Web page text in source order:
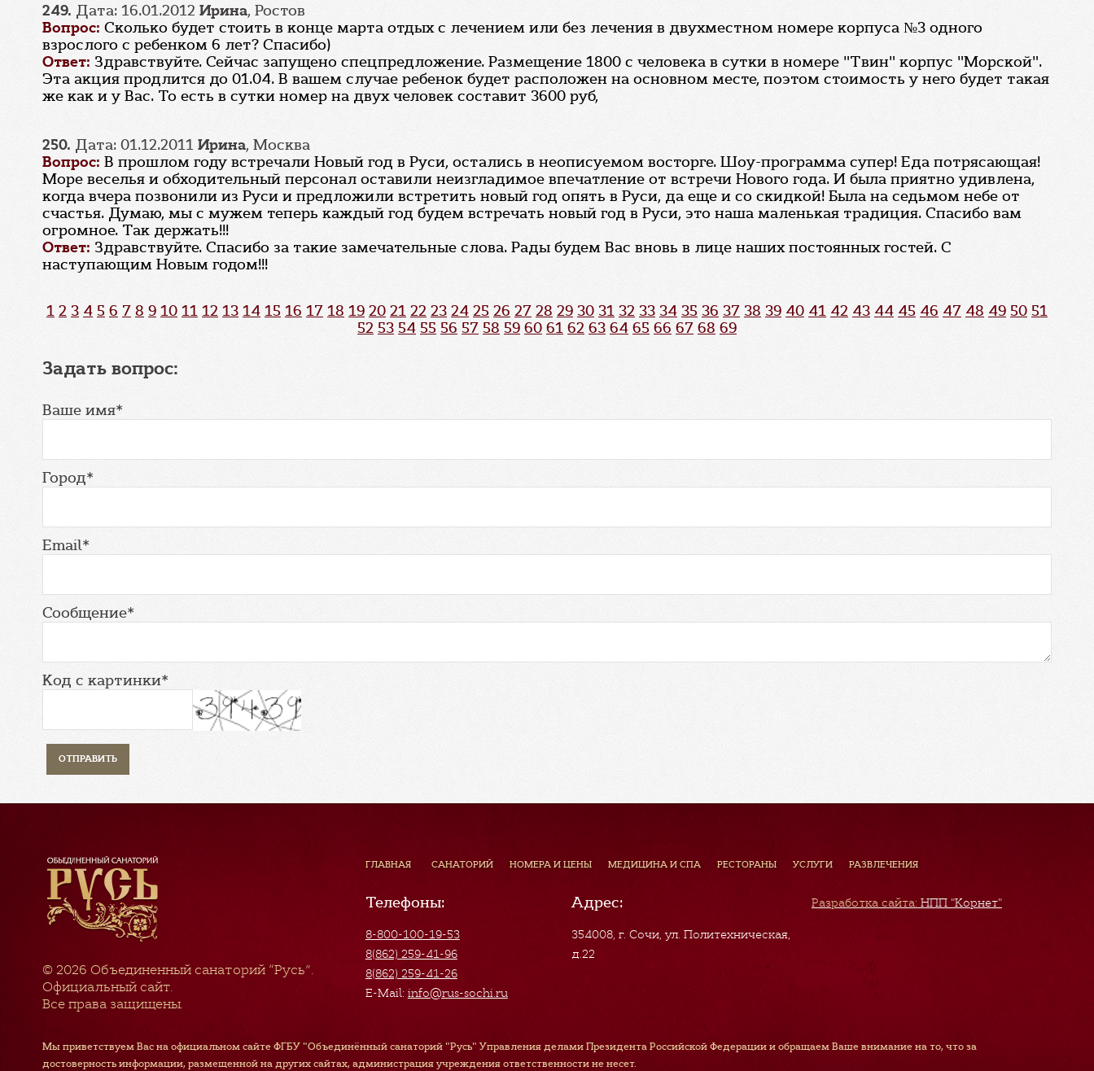
249. Дата: 16.01.2012 Ирина, Ростов
Вопрос: Сколько будет стоить в конце марта отдых с лечением или без лечения в двухместном номере корпуса №3 одного
взрослого с ребенком 6 лет? Спасибо)
Ответ: Здравствуйте. Сейчас запущено спецпредложение. Размещение 1800 с человека в сутки в номере "Твин" корпус "Морской".
Эта акция продлится до 01.04. В вашем случае ребенок будет расположен на основном месте, поэтом стоимость у него будет такая
же как и у Вас. То есть в сутки номер на двух человек составит 3600 руб,
250. Дата: 01.12.2011 Ирина, Москва
Вопрос: В прошлом году встречали Новый год в Руси, остались в неописуемом восторге. Шоу-программа супер! Еда потрясающая!
Море веселья и обходительный персонал оставили неизгладимое впечатление от встречи Нового года. И была приятно удивлена,
когда вчера позвонили из Руси и предложили встретить новый год опять в Руси, да еще и со скидкой! Была на седьмом небе от
счастья. Думаю, мы с мужем теперь каждый год будем встречать новый год в Руси, это наша маленькая традиция. Спасибо вам
огромное. Так держать!!!
Ответ: Здравствуйте. Спасибо за такие замечательные слова. Рады будем Вас вновь в лице наших постоянных гостей. С
наступающим Новым годом!!!
1 2 3 4 5 6 7 8 9 10 11 12 13 14 15 16 17 18 19 20 21 22 23 24 25 26 27 28 29 30 31 32 33 34 35 36 37 38 39 40 41 42 43 44 45 46 47 48 49 50 51
52 53 54 55 56 57 58 59 60 61 62 63 64 65 66 67 68 69
Задать вопрос:
Ваше имя*
Город*
Email*
Сообщение*
Код с картинки*
© 2026 Объединенный санаторий “Русь”.
Официальный сайт.
Все права защищены.
ГЛАВНАЯ САНАТОРИЙ НОМЕРА И ЦЕНЫ МЕДИЦИНА И СПА РЕСТОРАНЫ УСЛУГИ РАЗВЛЕЧЕНИЯ
Телефоны:
8-800-100-19-53
8(862) 259-41-96
8(862) 259-41-26
E-Mail: info@rus-sochi.ru
Адрес:
354008, г. Сочи,ул. Политехническая,
д.22
Разработка сайта: НПП "Корнет"
Мы приветствуем Вас на официальном сайте ФГБУ "Объединённый санаторий "Русь" Управления делами Президента Российской Федерации и обращаем Ваше внимание на то, что за
достоверность информации, размещенной на других сайтах, администрация учреждения ответственности не несет.